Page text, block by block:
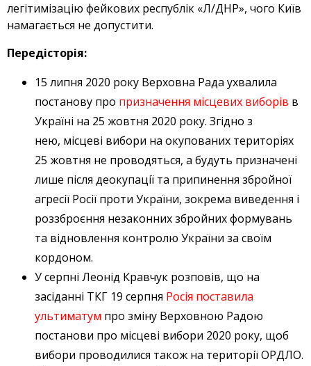
легітимізацію фейкових республік «Л/ДНР», чого Київ
намагається не допустити.
Передісторія:
15 липня 2020 року Верховна Рада ухвалила
постанову про призначення місцевих виборів в
Україні на 25 жовтня 2020 року. Згідно з
нею, місцеві вибори на окупованих територіях
25 жовтня не проводяться, а будуть призначені
лише після деокупації та припинення збройної
агресії Росії проти України, зокрема виведення і
роззброєння незаконних збройних формувань
та відновлення контролю України за своїм
кордоном.
У серпні Леонід Кравчук розповів, що на
засіданні ТКГ 19 серпня Росія поставила
ультиматум про зміну Верховною Радою
постанови про місцеві вибори 2020 року, щоб
вибори проводилися також на території ОРДЛО.